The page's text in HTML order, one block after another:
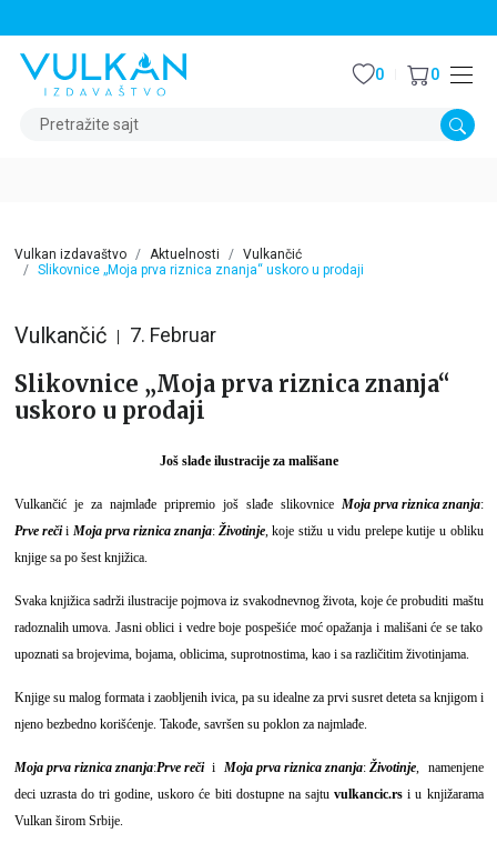
Pretražite sajt
0 0
Vulkan izdavaštvo Aktuelnosti
Vulkančić
Slikovnice „Moja prva riznica znanja“ uskoro u prodaji
Vulkančić 7. Februar
Slikovnice „Moja prva riznica znanja“
uskoro u prodaji
Još slađe ilustracije za mališane
Vulkančić je za najmlađe pripremio još slađe slikovnice Moja prva riznica znanja:
Prve reči i Moja prva riznica znanja: Životinje, koje stižu u vidu prelepe kutije u obliku
knjige sa po šest knjižica.
Svaka knjižica sadrži ilustracije pojmova iz svakodnevnog života, koje će probuditi maštu
radoznalih umova. Jasni oblici i vedre boje pospešiće moć opažanja i mališani će se tako
upoznati sa brojevima, bojama, oblicima, suprotnostima, kao i sa različitim životinjama.
Knjige su malog formata i zaobljenih ivica, pa su idealne za prvi susret deteta sa knjigom i
njeno bezbedno korišćenje. Takođe, savršen su poklon za najmlađe.
Moja prva riznica znanja:Prve reči i Moja prva riznica znanja: Životinje, namenjene
deci uzrasta do tri godine, uskoro će biti dostupne na sajtuvulkancic.rs i u knjižarama
Vulkan širom Srbije.